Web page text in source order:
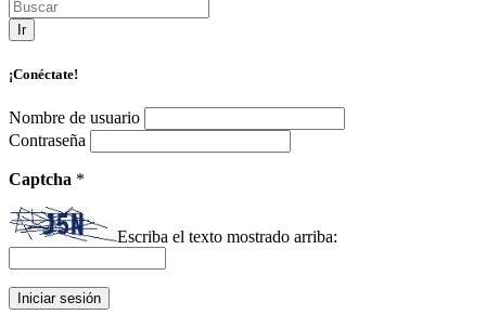
Ir
¡Conéctate!
Nombre de usuario
Contraseña
Captcha *
Escriba el texto mostrado arriba: